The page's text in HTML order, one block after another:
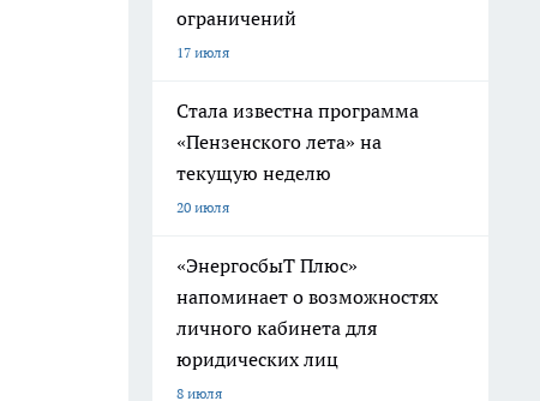
ограничений
17 июля
Стала известна программа
«Пензенского лета» на
текущую неделю
20 июля
«ЭнергосбыТ Плюс»
напоминает о возможностях
личного кабинета для
юридических лиц
8 июля